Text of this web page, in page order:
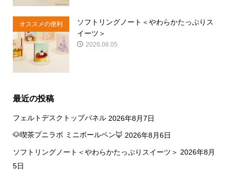
オススメの便利
商品
ソフトリングノート＜やわらかたっぷりス
イーツ＞
2026.08.05
最近の投稿
フェルトデスクトップパネル 2026年8月7日
🐶喫茶プニラボ ミニボールペン🦊 2026年8月6日
ソフトリングノート＜やわらかたっぷりスイーツ＞ 2026年8月
5日